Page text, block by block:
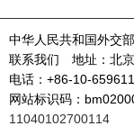
中华人民共和国外交
联系我们 地址：北
电话：+86-10-
网站标识码：
11040102700114